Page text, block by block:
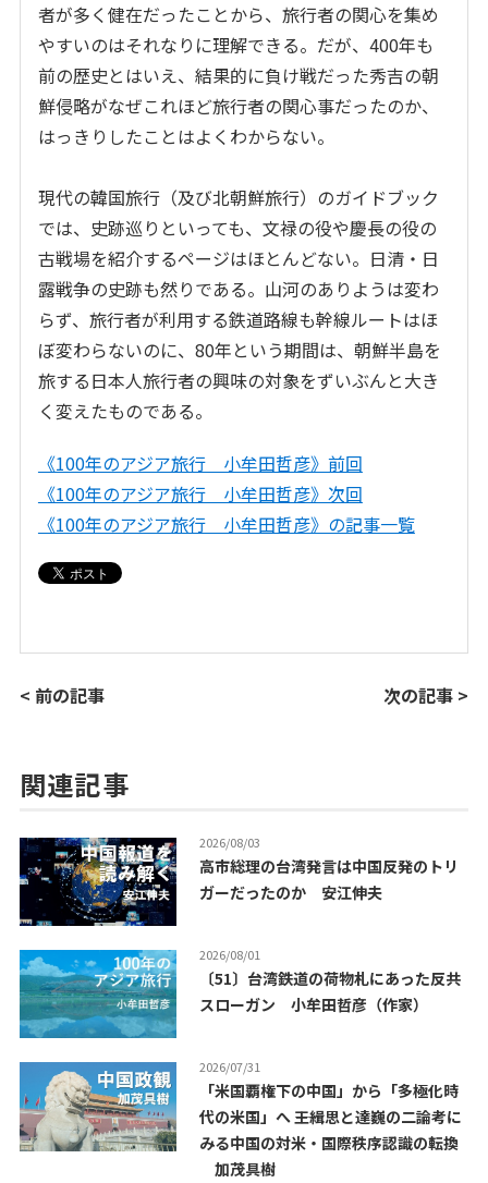
者が多く健在だったことから、旅行者の関心を集め
やすいのはそれなりに理解できる。だが、400年も
前の歴史とはいえ、結果的に負け戦だった秀吉の朝
鮮侵略がなぜこれほど旅行者の関心事だったのか、
はっきりしたことはよくわからない。
現代の韓国旅行（及び北朝鮮旅行）のガイドブック
では、史跡巡りといっても、文禄の役や慶長の役の
古戦場を紹介するページはほとんどない。日清・日
露戦争の史跡も然りである。山河のありようは変わ
らず、旅行者が利用する鉄道路線も幹線ルートはほ
ぼ変わらないのに、80年という期間は、朝鮮半島を
旅する日本人旅行者の興味の対象をずいぶんと大き
く変えたものである。
《100年のアジア旅行 小牟田哲彦》前回
《100年のアジア旅行 小牟田哲彦》次回
《100年のアジア旅行 小牟田哲彦》の記事一覧
< 前の記事 次の記事 >
関連記事
2026/08/03
高市総理の台湾発言は中国反発のトリ
ガーだったのか 安江伸夫
2026/08/01
〔51〕台湾鉄道の荷物札にあった反共
スローガン 小牟田哲彦（作家）
2026/07/31
「米国覇権下の中国」から「多極化時
代の米国」へ ――王緝思と達巍の二論考に
みる中国の対米・国際秩序認識の転換
加茂具樹